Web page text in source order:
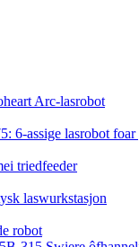
Arc-lasrobot
6-assige lasrobot foar
triedfeeder
laswurkstasjon
robot